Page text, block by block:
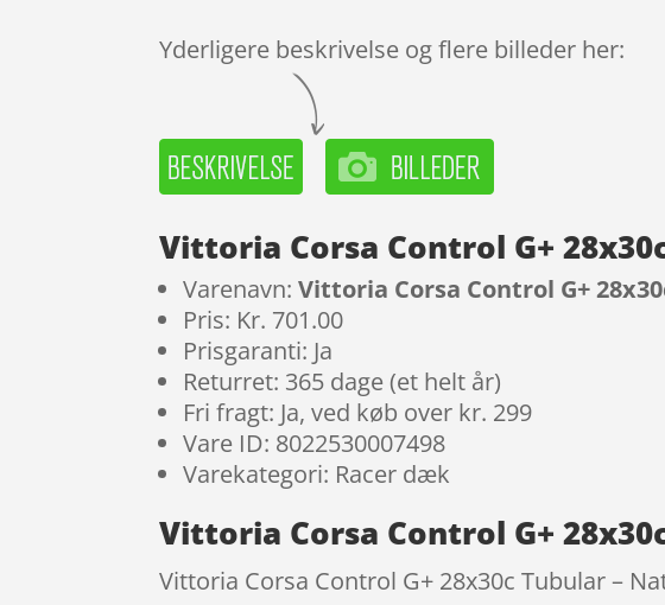
Yderligere beskrivelse og flere billeder her:
Vittoria Corsa Control G+
Varenavn:Vittoria Corsa Control G+
Pris: Kr. 701.00
Prisgaranti: Ja
Returret: 365 dage (et helt år)
Fri fragt: Ja, ved køb over kr. 299
Vare ID: 8022530007498
Varekategori: Racer dæk
Vittoria Corsa Control G+
Vittoria Corsa Control G+ 28x30c Tubular –